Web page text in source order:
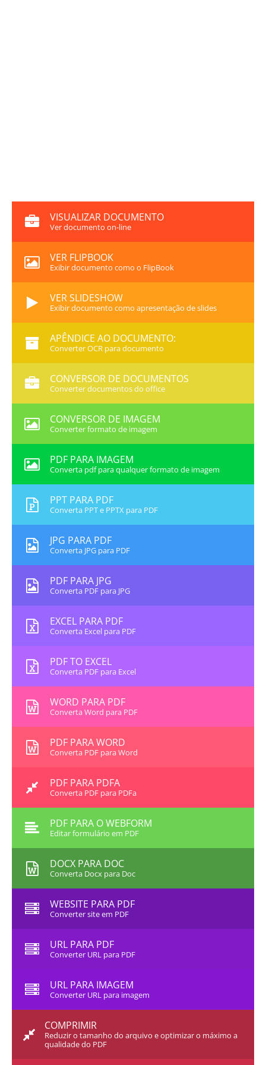
VISUALIZAR DOCUMENTO
Ver documento on-line
VER FLIPBOOK
Exibir documento como o FlipBook
VER SLIDESHOW
Exibir documento como apresentação de slides
APÊNDICE AO DOCUMENTO:
Converter OCR para documento
CONVERSOR DE DOCUMENTOS
Converter documentos do office
CONVERSOR DE IMAGEM
Converter formato de imagem
PDF PARA IMAGEM
Converta pdf para qualquer formato de imagem
PPT PARA PDF
Converta PPT e PPTX para PDF
JPG PARA PDF
Converta JPG para PDF
PDF PARA JPG
Converta PDF para JPG
EXCEL PARA PDF
Converta Excel para PDF
PDF TO EXCEL
Converta PDF para Excel
WORD PARA PDF
Converta Word para PDF
PDF PARA WORD
Converta PDF para Word
PDF PARA PDFA
Converta PDF para PDFa
PDF PARA O WEBFORM
Editar formulário em PDF
DOCX PARA DOC
Converta Docx para Doc
WEBSITE PARA PDF
Converter site em PDF
URL PARA PDF
Converter URL para PDF
URL PARA IMAGEM
Converter URL para imagem
COMPRIMIR
Reduzir o tamanho do arquivo e optimizar o máximo a
qualidade do PDF